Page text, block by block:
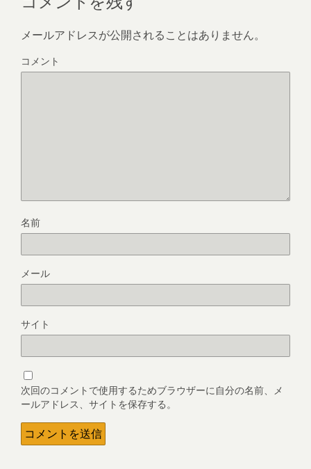
メールアドレスが公開されることはありません。
コメント
名前
メール
サイト
次回のコメントで使用するためブラウザーに自分の名前、メ
ールアドレス、サイトを保存する。